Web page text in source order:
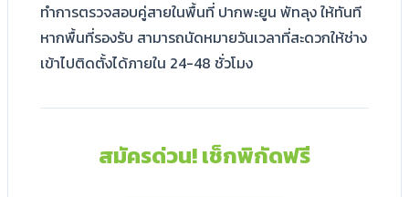
ทำการตรวจสอบคู่สายในพื้นที่ ปากพะยูน พัทลุง ให้ทันที
หากพื้นที่รองรับ สามารถนัดหมายวันเวลาที่สะดวกให้ช่าง
เข้าไปติดตั้งได้ภายใน 24-48 ชั่วโมง
สมัครด่วน! เช็กพิกัดฟรี